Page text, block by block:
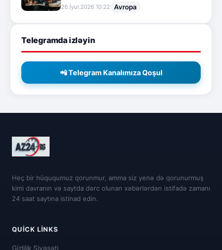
26.İyul.2026 10:22 Avropa
Telegramda izləyin
📲 Telegram Kanalımıza Qoşul
Heç bir hüququmuz qorunmur, amma siz yenə də qorunurmuş
kimi davranın və saytda dərc olunan xəbərlərdən istifadə zamanı
24 saat saytına istinad edin.
QUICK LINKS
Gizlilik Siyasəti